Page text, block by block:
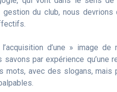
du club, nous devrions
d’une » image de
par expérience qu’une
mots, avec des slogans, mais